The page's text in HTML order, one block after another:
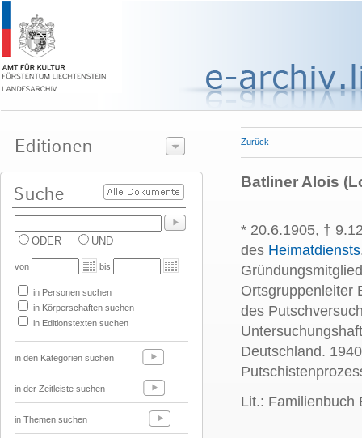
ODER UND
von bis
in Personen suchen
in Körperschaften suchen
in Editionstexten suchen
in den Kategorien suchen
in der Zeitleiste suchen
in Themen suchen
Zurück
Batliner Alois
* 20.6.1905, †
des Heimatdiensts
Ortsgruppenleiter
des
Deutschland.
Lit.: Familienbuch